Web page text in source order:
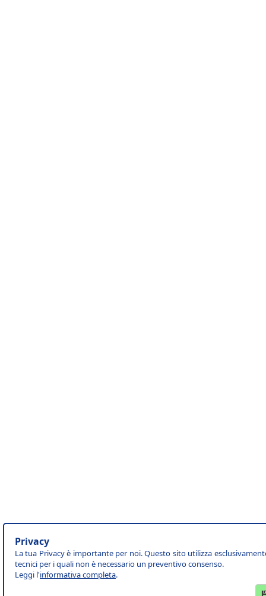
Privacy
La tua Privacy è importante per noi. Questo sito utilizza
tecnici per i quali non è necessario un preventivo consenso.
Leggi l'informativa completa.